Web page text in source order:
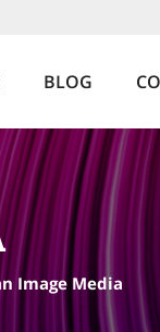
BLOG
Image Media